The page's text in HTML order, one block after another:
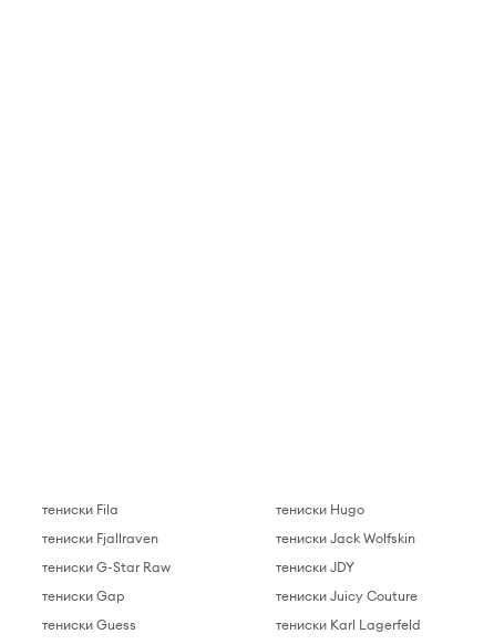
тениски Fila
тениски Fjallraven
тениски G-Star Raw
тениски Gap
тениски Guess
тениски Hugo
тениски Jack Wolfskin
тениски JDY
тениски Juicy Couture
тениски Karl Lagerfeld